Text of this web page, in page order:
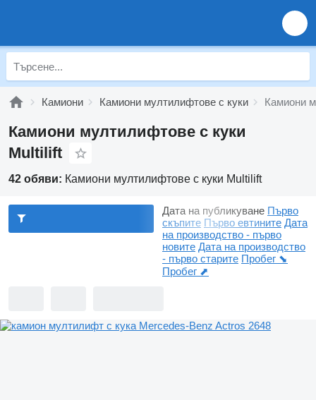
Камиони Камиони мултилифтове с куки Камиони
Камиони мултилифтове с куки
Multilift
42 обяви: Камиони мултилифтове с куки Multilift
Дата на публикуване Първо
скъпите Първо евтините Дата
на производство - първо
новите Дата на производство
- първо старите Пробег ⬊
Пробег ⬈